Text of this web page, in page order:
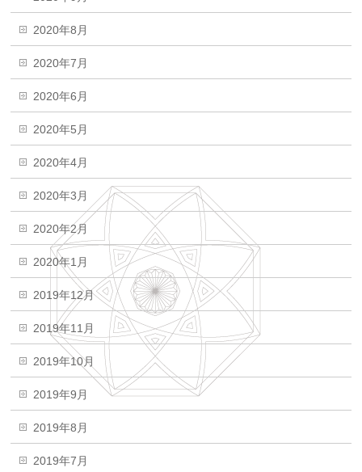
2020年8月
2020年7月
2020年6月
2020年5月
2020年4月
2020年3月
2020年2月
2020年1月
2019年12月
2019年11月
2019年10月
2019年9月
2019年8月
2019年7月